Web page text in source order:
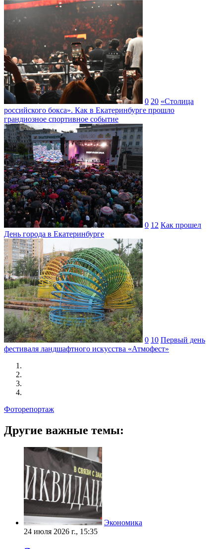
0 20 «Столица
российского бокса». Как в Екатеринбурге прошло
грандиозное спортивное событие
0 12 Как прошел
День города в Екатеринбурге
0 10 Первый день
фестиваля ландшафтного искусства «Атмофест»
Фоторепортаж
Другие важные темы:
Экономика
24 июля 2026 г., 15:35